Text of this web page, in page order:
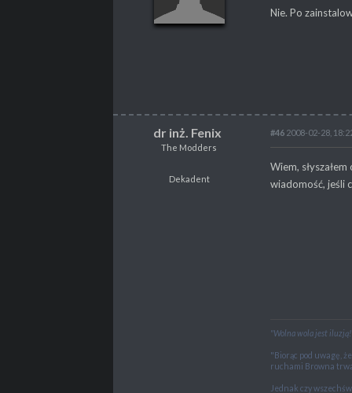
Nie. Po
dr inż. Fenix
The Modders
The Modders
Dekadent
#46 2008-02-28,
Wiem,
wiadomość, jeśli
"Wolna wola jest
"Biorąc pod uwagę,
ruchami Browna
Jednak czy